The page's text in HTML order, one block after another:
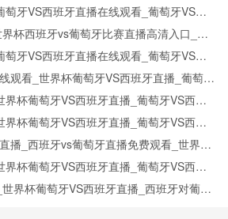
牙VS西班牙直播在线观看_葡萄牙VS西
杯西班牙vs葡萄牙比赛直播高清入口_西
播牙VS西班牙直播在线观看_葡萄牙VS西
观看_世界杯葡萄牙VS西班牙直播_葡萄牙
口杯葡萄牙VS西班牙直播_葡萄牙VS西班
杯葡萄牙VS西班牙直播_葡萄牙VS西班
播_西班牙vs葡萄牙直播免费观看_世界杯
在线观看高清视频直播
杯葡萄牙VS西班牙直播_葡萄牙VS西班
界杯葡萄牙VS西班牙直播_西班牙对葡萄